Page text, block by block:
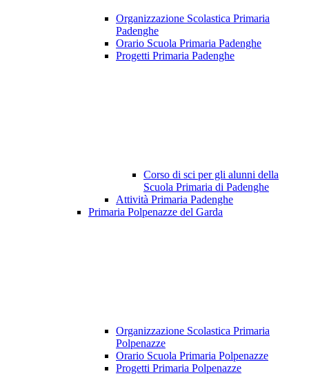
Organizzazione Scolastica Primaria
Padenghe
Orario Scuola Primaria Padenghe
Progetti Primaria Padenghe
Corso di sci per gli alunni della
Scuola Primaria di Padenghe
Attività Primaria Padenghe
Primaria Polpenazze del Garda
Organizzazione Scolastica Primaria
Polpenazze
Orario Scuola Primaria Polpenazze
Progetti Primaria Polpenazze